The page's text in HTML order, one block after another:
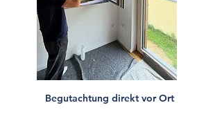
Begutachtung direkt vor Ort